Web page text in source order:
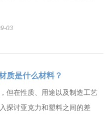
03
质是什么材料？
但在性质、用途以及制造工艺
探讨亚克力和塑料之间的差